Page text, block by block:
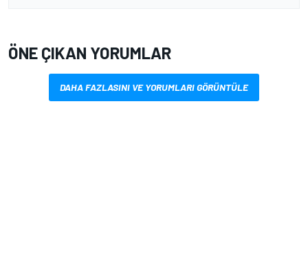
ÖNE ÇIKAN YORUMLAR
DAHA FAZLASINI VE YORUMLARI GÖRÜNTÜLE